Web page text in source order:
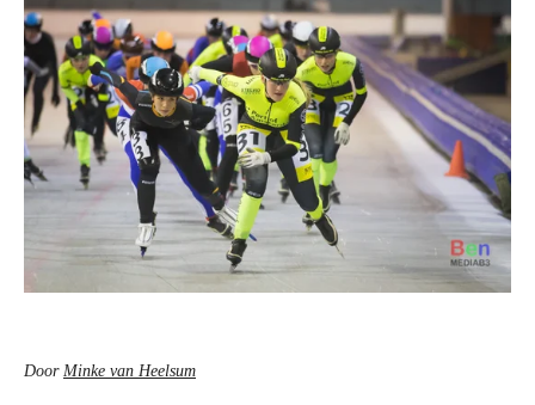
Door Minke van Heelsum